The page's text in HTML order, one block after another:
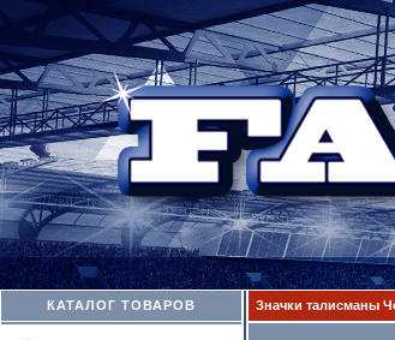
КАТАЛОГ ТОВАРОВ Значки талисманы